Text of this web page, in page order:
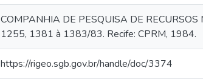
COMPANHIA DE PESQUISA DE
1255, 1381 à 1383/83. Recife: CPRM, 1984.
https://rigeo.sgb.gov.br/handle/doc/3374